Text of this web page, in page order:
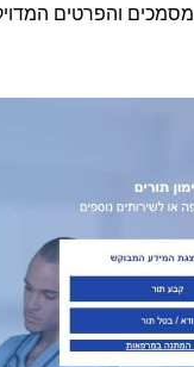
והפרטים